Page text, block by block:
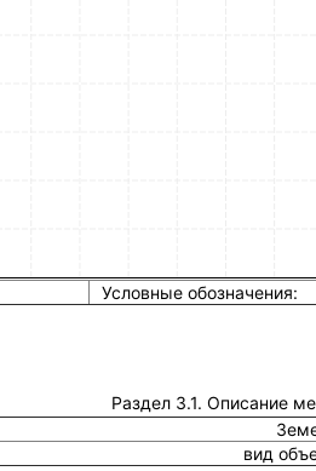
Условные обозначения:
Раздел 3.1. Описание
вид